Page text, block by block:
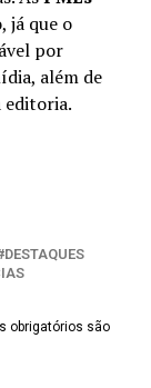
já que o
por
além de
editoria.
DESTAQUES
obrigatórios são